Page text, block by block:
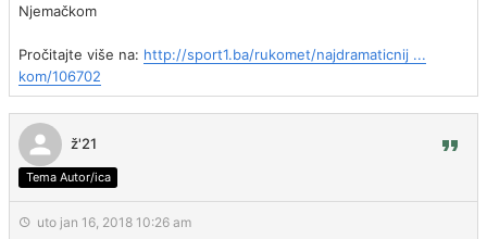
Njemačkom
Pročitajte više na: http://sport1.ba/rukomet/najdramaticnij ...
kom/106702
ž'21
Tema Autor/ica
uto jan 16, 2018 10:26 am